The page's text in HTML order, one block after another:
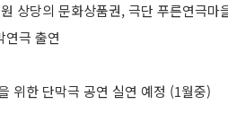
상당의 문화상품권, 극단 푸른연극마
연극 출연
위한 단막극 공연 실연 예정 (1월중)